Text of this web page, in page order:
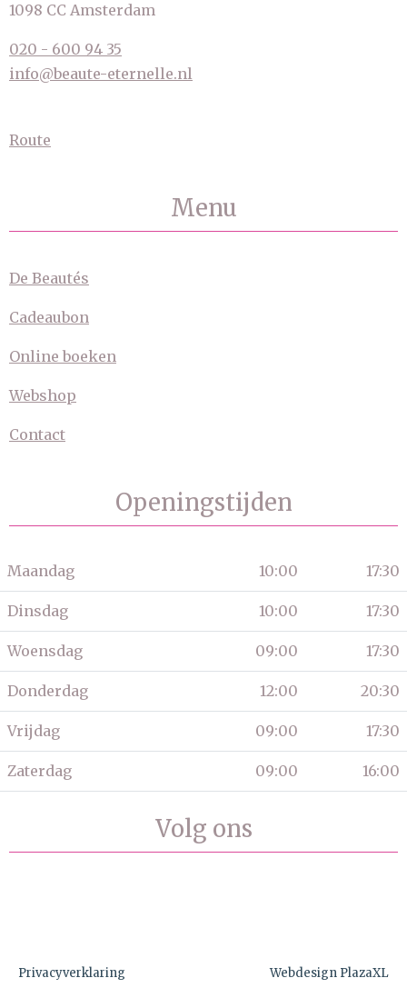
1098 CC Amsterdam
020 - 600 94 35
info@beaute-eternelle.nl
Route
Menu
De Beautés
Cadeaubon
Online boeken
Webshop
Contact
Openingstijden
Maandag 10:00 17:30
Dinsdag 10:00 17:30
Woensdag 09:00 17:30
Donderdag 12:00 20:30
Vrijdag 09:00 17:30
Zaterdag 09:00 16:00
Volg ons
Privacyverklaring Webdesign PlazaXL